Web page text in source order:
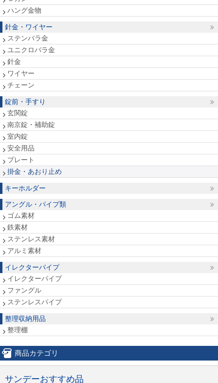
ハング金物
針金・ワイヤー
ステンバラ金
ユニクロバラ金
針金
ワイヤー
チェーン
錠前・手すり
玄関錠
南京錠・補助錠
室内錠
安全用品
プレート
掛金・あおり止め
キーホルダー
アングル・パイプ類
ゴム素材
鉄素材
ステンレス素材
アルミ素材
イレクターパイプ
イレクターパイプ
ファングル
ステンレスパイプ
整理収納用品
整理棚
商品カテゴリ
サンデーおすすめ品